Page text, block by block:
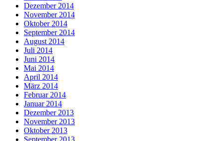
Dezember 2014
November 2014
Oktober 2014
September 2014
August 2014
Juli 2014
Juni 2014
Mai 2014
April 2014
März 2014
Februar 2014
Januar 2014
Dezember 2013
November 2013
Oktober 2013